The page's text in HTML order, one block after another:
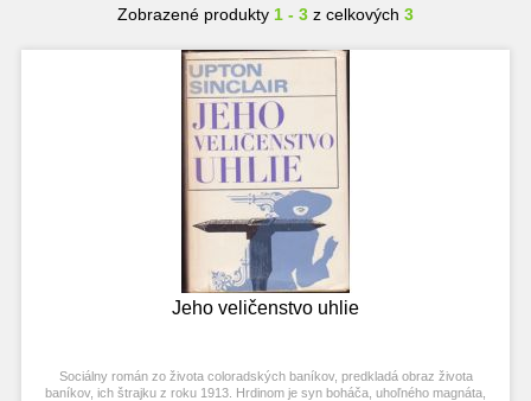
Zobrazené produkty 1 - 3 z celkových 3
Jeho veličenstvo uhlie
Sociálny román zo života coloradských baníkov, predkladá obraz života
baníkov, ich štrajku z roku 1913. Hrdinom je syn boháča, uhoľného magnáta,